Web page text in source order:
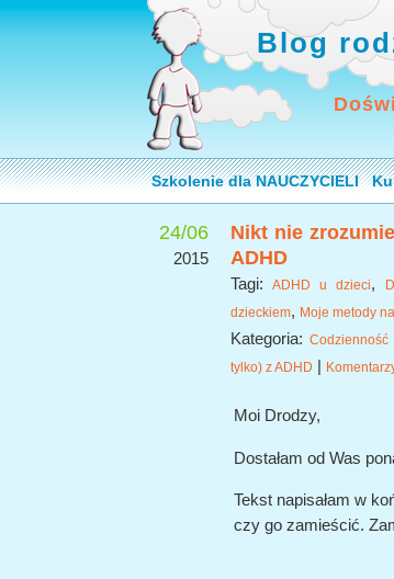
Blog
Szkolenie dla NAUCZYCIELI
24/06
2015
Nikt nie
ADHD
Tagi:ADHD u dzieci,
dzieckiem, Moje metody
Kategoria:
tylko) z ADHD |
Moi Drodzy,
Dostałam od Was
Tekst napisałam w
czy go zamieścić.